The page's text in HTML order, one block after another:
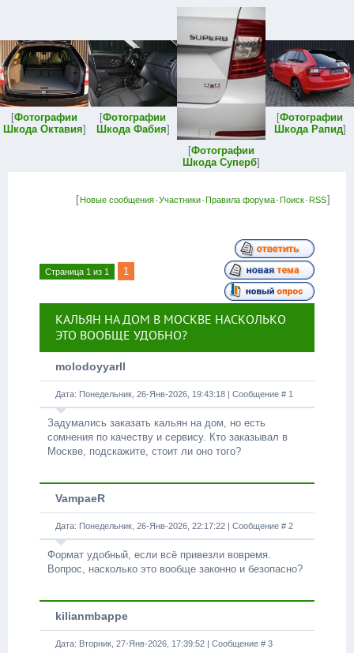
[Фотографии
Шкода Октавия]
[Фотографии
Шкода Фабия]
[Фотографии
Шкода Суперб]
[Фотографии
Шкода Рапид]
[Новые сообщения·Участники·Правила форума·Поиск·RSS]
Страница 1 из 1 1
КАЛЬЯН НА ДОМ В МОСКВЕ НАСКОЛЬКО
ЭТО ВООБЩЕ УДОБНО?
molodoyyarll
Дата: Понедельник, 26-Янв-2026, 19:43:18 | Сообщение # 1
Задумались заказать кальян на дом, но есть
сомнения по качеству и сервису. Кто заказывал в
Москве, подскажите, стоит ли оно того?
VampaeR
Дата: Понедельник, 26-Янв-2026, 22:17:22 | Сообщение # 2
Формат удобный, если всё привезли вовремя.
Вопрос, насколько это вообще законно и безопасно?
kilianmbappe
Дата: Вторник, 27-Янв-2026, 17:39:52 | Сообщение # 3